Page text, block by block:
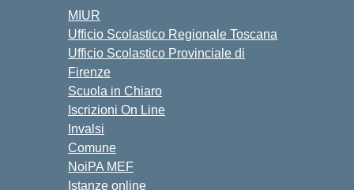
MIUR
Ufficio Scolastico Regionale Toscana
Ufficio Scolastico Provinciale di
Firenze
Scuola in Chiaro
Iscrizioni On Line
Invalsi
Comune
NoiPA MEF
Istanze online